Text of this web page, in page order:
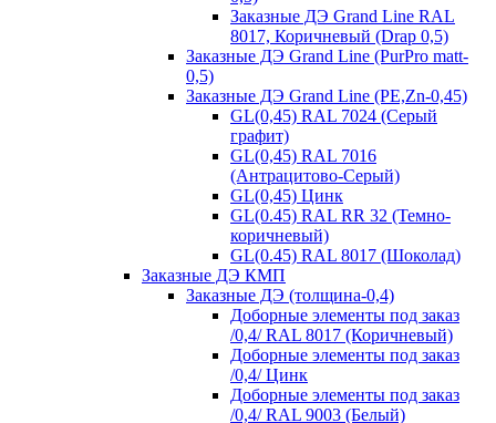
Заказные ДЭ Grand Line RAL
8017, Коричневый (Drap 0,5)
Заказные ДЭ Grand Line (PurPro matt-
0,5)
Заказные ДЭ Grand Line (PE,Zn-0,45)
GL(0,45) RAL 7024 (Серый
графит)
GL(0,45) RAL 7016
(Антрацитово-Серый)
GL(0,45) Цинк
GL(0.45) RAL RR 32 (Темно-
коричневый)
GL(0.45) RAL 8017 (Шоколад)
Заказные ДЭ КМП
Заказные ДЭ (толщина-0,4)
Доборные элементы под заказ
/0,4/ RAL 8017 (Коричневый)
Доборные элементы под заказ
/0,4/ Цинк
Доборные элементы под заказ
/0,4/ RAL 9003 (Белый)